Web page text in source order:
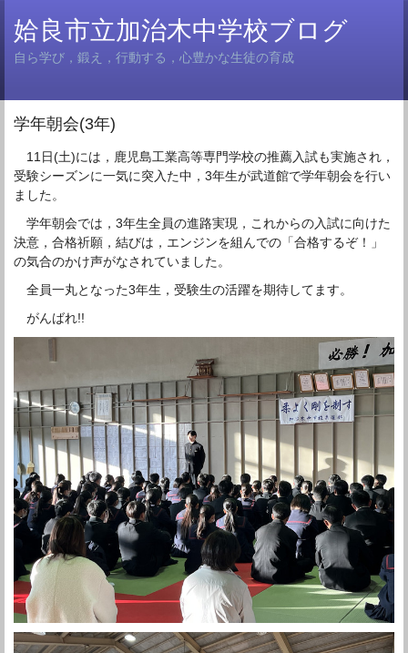
姶良市立加治木中学校ブログ
自ら学び，鍛え，行動する，心豊かな生徒の育成
学年朝会(3年)
11日(土)には，鹿児島工業高等専門学校の推薦入試も実施され，
受験シーズンに一気に突入た中，3年生が武道館で学年朝会を行い
ました。
学年朝会では，3年生全員の進路実現，これからの入試に向けた
決意，合格祈願，結びは，エンジンを組んでの「合格するぞ！」
の気合のかけ声がなされていました。
全員一丸となった3年生，受験生の活躍を期待してます。
がんばれ!!